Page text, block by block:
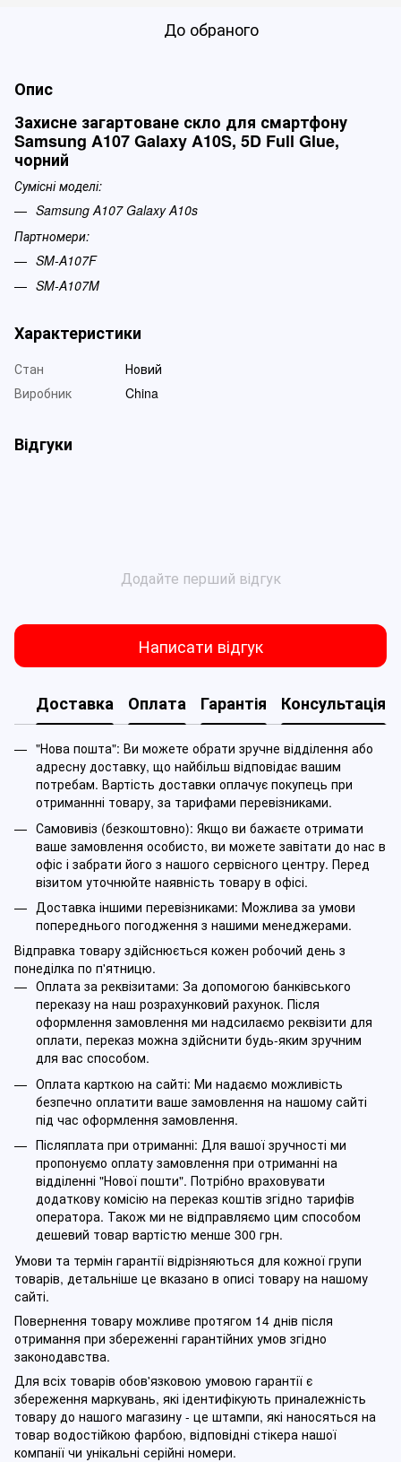
До обраного
Опис
Захисне загартоване скло для смартфону
Samsung A107 Galaxy A10S, 5D Full Glue,
чорний
Сумісні моделі:
Samsung A107 Galaxy A10s
Партномери:
SM-A107F
SM-A107M
Характеристики
Стан
Новий
Виробник
China
Відгуки
Додайте перший відгук
Написати відгук
Доставка Оплата Гарантія Консультація
"Нова пошта": Ви можете обрати зручне відділення або
адресну доставку, що найбільш відповідає вашим
потребам. Вартість доставки оплачує покупець при
отриманнні товару, за тарифами перевізниками.
Самовивіз (безкоштовно): Якщо ви бажаєте отримати
ваше замовлення особисто, ви можете завітати до нас в
офіс і забрати його з нашого сервісного центру. Перед
візитом уточнюйте наявність товару в офісі.
Доставка іншими перевізниками: Можлива за умови
попереднього погодження з нашими менеджерами.
Відправка товару здійснюється кожен робочий день з
понеділка по п'ятницю.
Оплата за реквізитами: За допомогою банківського
переказу на наш розрахунковий рахунок. Після
оформлення замовлення ми надсилаємо реквізити для
оплати, переказ можна здійснити будь-яким зручним
для вас способом.
Оплата карткою на сайті: Ми надаємо можливість
безпечно оплатити ваше замовлення на нашому сайті
під час оформлення замовлення.
Післяплата при отриманні: Для вашої зручності ми
пропонуємо оплату замовлення при отриманні на
відділенні "Нової пошти". Потрібно враховувати
додаткову комісію на переказ коштів згідно тарифів
оператора. Також ми не відправляємо цим способом
дешевий товар вартістю менше 300 грн.
Умови та термін гарантії відрізняються для кожної групи
товарів, детальніше це вказано в описі товару на нашому
сайті.
Повернення товару можливе протягом 14 днів після
отримання при збереженні гарантійних умов згідно
законодавства.
Для всіх товарів обов'язковою умовою гарантії є
збереження маркувань, які ідентифікують приналежність
товару до нашого магазину - це штампи, які наносяться на
товар водостійкою фарбою, відповідні стікера нашої
компанії чи унікальні серійні номери.